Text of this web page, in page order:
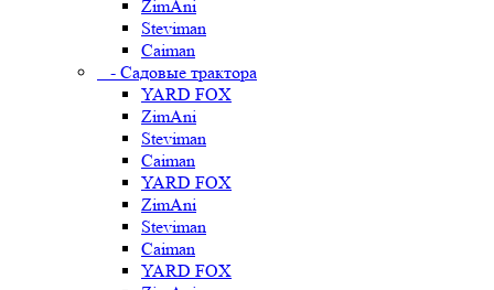
ZimAni
Steviman
Caiman
- Садовые трактора
YARD FOX
ZimAni
Steviman
Caiman
YARD FOX
ZimAni
Steviman
Caiman
YARD FOX